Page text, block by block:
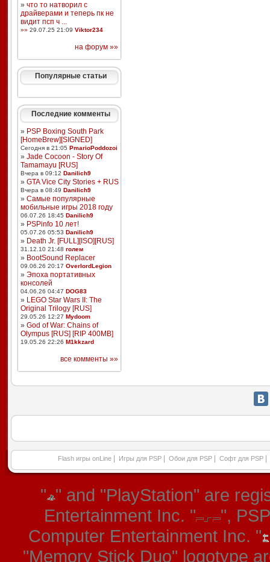
» что то натворил с
драйверами и теперь пк не
видит псп ч ...
»» 29.07.25 21:09 Viktor234
на форум »»
Популярные статьи
Последние комменты
» PSP Boxing South Park
[HomeBrew][SIGNED]
Сегодня в 21:05 PmarioPoddozoi
» Jade Cocoon - Story Of
Tamamayu [RUS]
Вчера в 09:12 Danilich9
» GTA Vice City Stories + RUS
Вчера в 08:49 Danilich9
» Самые популярные
мобильные игры 2018 году
06.07.26 18:45 Danilich9
» PSPinfo 10 лет!
05.07.26 05:53 Danilich9
» Death Jr. [FULL][ISO][RUS]
31.12.10 21:48 голем
» BootSound Replacer
09.06.26 20:17 OverlordLegion
» Эпоха портативных
консолей
04.06.26 04:47 DOG83
» LEGO Star Wars II: The
Original Trilogy [RUS]
29.05.26 12:27 Mydoom
» God of War: Chains of
Olympus [RUS] [RIP 400MB]
19.05.26 22:26 M1kkzard
все комменты »»
Flash игры onLine Игры для PSP Обои для PSP Софт для PSP
" " and "PlayStation" are
Entertainment Inc. "
",
Computer Entertainment Inc. "
"Memory Stick Duo" logotype